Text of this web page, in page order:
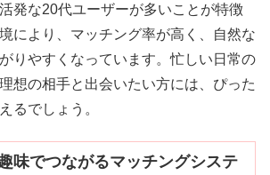
発な20代ユーザーが多いことが特徴
により、マッチング率が高く、自然な
りやすくなっています。忙しい日常の
想の相手と出会いたい方には、ぴった
るでしょう。
味でつながるマッチングシステ